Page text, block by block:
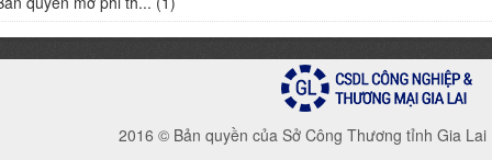
2016 © Bản quyền của Sở Công Thương tỉnh Gia Lai